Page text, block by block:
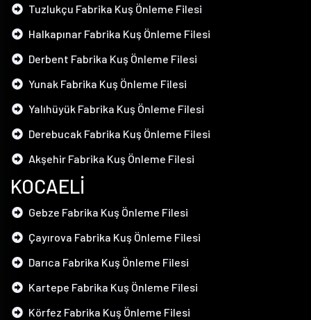
Tuzlukçu Fabrika Kuş Önleme Filesi
Halkapınar Fabrika Kuş Önleme Filesi
Derbent Fabrika Kuş Önleme Filesi
Yunak Fabrika Kuş Önleme Filesi
Yalıhüyük Fabrika Kuş Önleme Filesi
Derebucak Fabrika Kuş Önleme Filesi
Akşehir Fabrika Kuş Önleme Filesi
KOCAELİ
Gebze Fabrika Kuş Önleme Filesi
Çayırova Fabrika Kuş Önleme Filesi
Darıca Fabrika Kuş Önleme Filesi
Kartepe Fabrika Kuş Önleme Filesi
Körfez Fabrika Kuş Önleme Filesi